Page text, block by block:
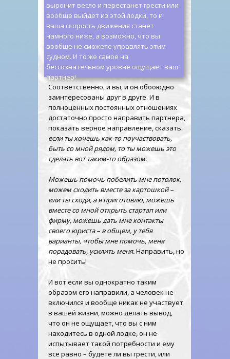
выронит весло и перестанет грести или
вообще выйдет из этой лодки, то и
ваша скорость движения станет
намного ниже, а возможно, что вы
вообще не сможете управлять этим
судном. И то же самое на
бессознательном уровне ощущает ваш
партнер!
Соответственно, и вы, и он обооюдно
заинтересованы друг в друге. И в
полноценных постоянных отношениях
достаточно просто направить партнера,
показать верное направление, сказать:
если ты хочешь как-то поучаствовать,
быть со мной рядом, то ты можешь это
сделать вот таким-то образом.
Можешь помочь побелить мне потолок,
можем сходить вместе за картошкой –
или ты сходи, а я приготовлю, можешь
вместе со мной открыть стартап или
фирму, можешь дать мне контакты
своего юриста – в общем, у тебя
варианты, чтобы мне помочь, меня
порадовать, усилить меня.Направить, но
не просить!
И вот если вы однократно таким
образом его направили, а человек не
включился и вообще никак не участвует
в вашей жизни, можно делать вывод,
что он не ощущает, что вы с ним
находитесь в одной лодке, он не
испытывает такой потребности и ему
все равно – будете ли вы грести, или